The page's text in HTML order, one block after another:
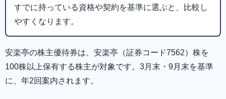
すでに持っている資格や契約を基準に選ぶと、比較し
やすくなります。
安楽亭の株主優待券は、安楽亭（証券コード7562）株を
100株以上保有する株主が対象です。3月末・9月末を基準
に、年2回案内されます。